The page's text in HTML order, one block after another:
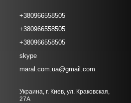
+380966558505
+380966558505
+380966558505
skype
maral.com.ua@gmail.com
Украина, г. Киев, ул. Краковская,
27А